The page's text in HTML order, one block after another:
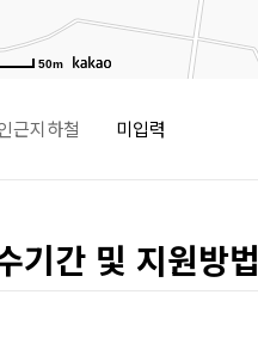
50m
근지하철 미입력
기간 및 지원방법